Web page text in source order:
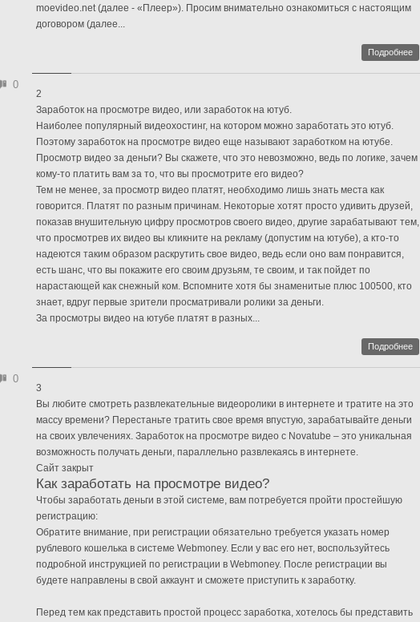
moevideo.net (далее - «Плеер»). Просим внимательно ознакомиться с настоящим
договором (далее...
Подробнее
2
Заработок на просмотре видео, или заработок на ютуб.
Наиболее популярный видеохостинг, на котором можно заработать это ютуб.
Поэтому заработок на просмотре видео еще называют заработком на ютубе.
Просмотр видео за деньги? Вы скажете, что это невозможно, ведь по логике, зачем
кому-то платить вам за то, что вы просмотрите его видео?
Тем не менее, за просмотр видео платят, необходимо лишь знать места как
говорится. Платят по разным причинам. Некоторые хотят просто удивить друзей,
показав внушительную цифру просмотров своего видео, другие зарабатывают тем,
что просмотрев их видео вы кликните на рекламу (допустим на ютубе), а кто-то
надеются таким образом раскрутить свое видео, ведь если оно вам понравится,
есть шанс, что вы покажите его своим друзьям, те своим, и так пойдет по
нарастающей как снежный ком. Вспомните хотя бы знаменитые плюс 100500, кто
знает, вдруг первые зрители просматривали ролики за деньги.
За просмотры видео на ютубе платят в разных...
0
Подробнее
3
Вы любите смотреть развлекательные видеоролики в интернете и тратите на это
массу времени? Перестаньте тратить свое время впустую, зарабатывайте деньги
на своих увлечениях. Заработок на просмотре видео с Novatube – это уникальная
возможность получать деньги, параллельно развлекаясь в интернете.
Сайт закрыт
Как заработать на просмотре видео?
Чтобы заработать деньги в этой системе, вам потребуется пройти простейшую
регистрацию:
Обратите внимание, при регистрации обязательно требуется указать номер
рублевого кошелька в системе Webmoney. Если у вас его нет, воспользуйтесь
подробной инструкцией по регистрации в Webmoney. После регистрации вы
будете направлены в свой аккаунт и сможете приступить к заработку.
Перед тем как представить простой процесс заработка, хотелось бы представить
0